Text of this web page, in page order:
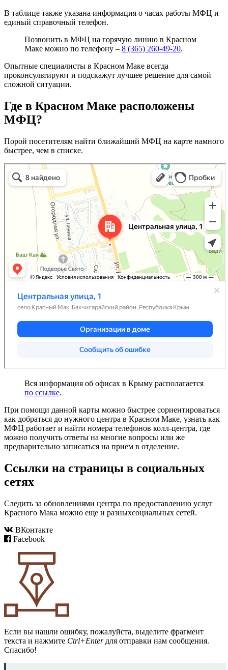
В таблице также указана информация о часах работы МФЦ и
единый справочный телефон.
Позвонить в МФЦ на горячую линию в Красном
Маке можно по телефону – 8 (365) 260-49-20.
Опытные специалисты в Красном Маке всегда
проконсультируют и подскажут лучшее решение для самой
сложной ситуации.
Где в Красном Маке расположены
МФЦ?
Порой посетителям найти ближайший МФЦ на карте намного
быстрее, чем в списке.
Вся информация об офисах в Крыму располагается
по ссылке.
При помощи данной карты можно быстрее сориентироваться
как добраться до нужного центра в Красном Маке, узнать как
МФЦ работает и найти номера телефонов колл-центра, где
можно получить ответы на многие вопросы или же
предварительно записаться на прием в отделение.
Ссылки на страницы в социальных
сетях
Следить за обновлениями центра по предоставлению услуг
Красного Мака можно еще и разныхсоциальных сетей.
ВКонтакте
Facebook
Если вы нашли ошибку, пожалуйста, выделите фрагмент
текста и нажмите Ctrl+Enterдля отправки нам сообщения.
Спасибо!